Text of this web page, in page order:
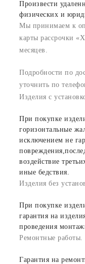
Произвести
физических и
Мы принимаем к
карты рассрочки
месяцев.
Подробности по
уточнить по
Изделия с
При покупке
горизонтальные
исключением не
воздействие
иные бедствия.
Изделия без
При покупке
гарантия на
проведения
Ремонтные работы.
Гарантия на